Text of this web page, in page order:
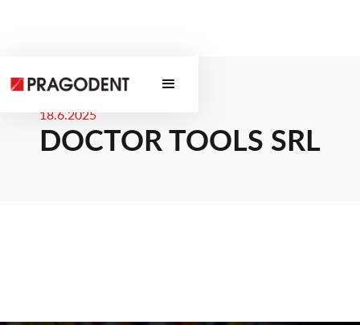
18.6.2025
DOCTOR TOOLS SRL